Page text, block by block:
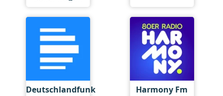
Deutschlandfunk Harmony Fm